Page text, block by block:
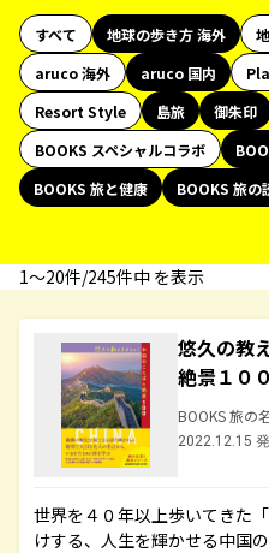
すべて 地球の歩き方 海外
aruco 海外
aruco 国内
Resort Style
島旅 御朱印
BOOKS スペシャルコラボ
BOOKS 旅と健康
BOOKS 旅の
1〜20件/245件中 を表示
悠久の教
絶景１００
BOOKS 旅の
2022.12.15
世界を４０年以上歩いてきた
けする、人生を輝かせる中国